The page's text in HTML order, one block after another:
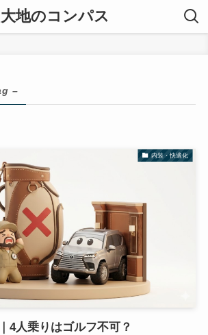
大地のコンパス
–
内装・快適化
4人乗りはゴルフ不可？